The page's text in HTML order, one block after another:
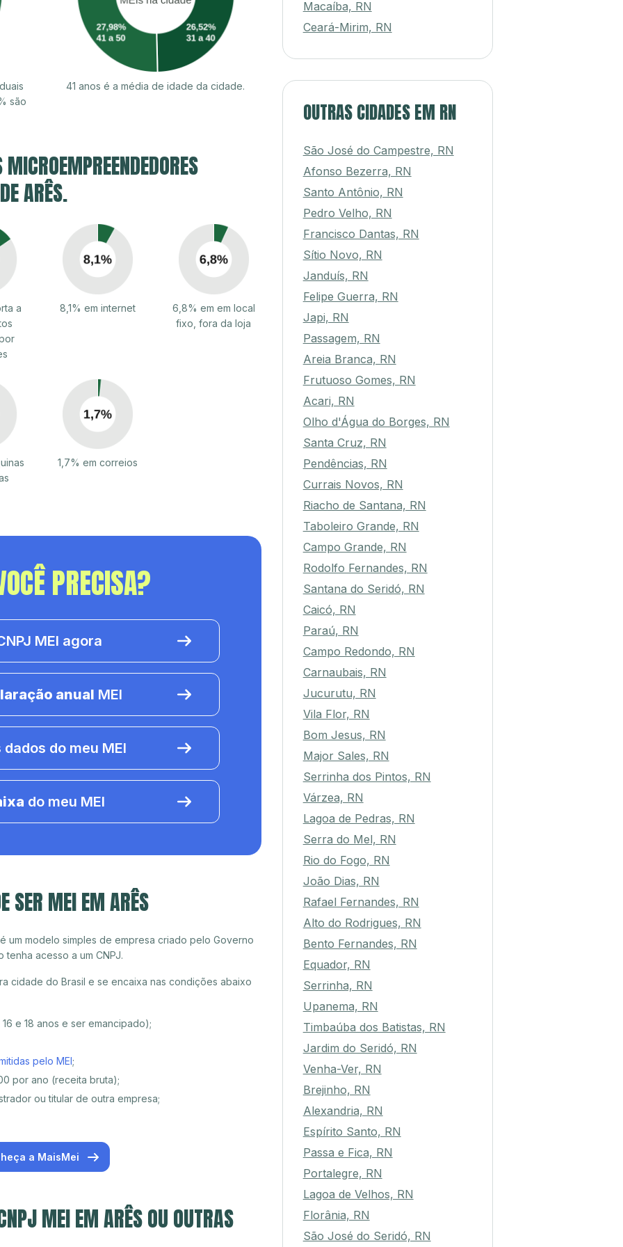
são
41 anos é a média de idade da cidade.
ARÊS.
a
8,1% em internet
6,8% em em local
fixo, fora da loja
1,7% em correios
PRECISA?
MEI agora
anual MEI
do meu MEI
do meu MEI
SER MEI EM ARÊS
um modelo simples de empresa criado pelo Governo
acesso a um CNPJ.
cidade do Brasil e se encaixa nas condições abaixo
e 18 anos e ser emancipado);
pelo MEI;
por ano (receita bruta);
ou titular de outra empresa;
a MaisMei
MEI EM ARÊS OU OUTRAS
Macaíba, RN
Ceará-Mirim, RN
OUTRAS CIDADES EM RN
São José do Campestre, RN
Afonso Bezerra, RN
Santo Antônio, RN
Pedro Velho, RN
Francisco Dantas, RN
Sítio Novo, RN
Janduís, RN
Felipe Guerra, RN
Japi, RN
Passagem, RN
Areia Branca, RN
Frutuoso Gomes, RN
Acari, RN
Olho d'Água do Borges, RN
Santa Cruz, RN
Pendências, RN
Currais Novos, RN
Riacho de Santana, RN
Taboleiro Grande, RN
Campo Grande, RN
Rodolfo Fernandes, RN
Santana do Seridó, RN
Caicó, RN
Paraú, RN
Campo Redondo, RN
Carnaubais, RN
Jucurutu, RN
Vila Flor, RN
Bom Jesus, RN
Major Sales, RN
Serrinha dos Pintos, RN
Várzea, RN
Lagoa de Pedras, RN
Serra do Mel, RN
Rio do Fogo, RN
João Dias, RN
Rafael Fernandes, RN
Alto do Rodrigues, RN
Bento Fernandes, RN
Equador, RN
Serrinha, RN
Upanema, RN
Timbaúba dos Batistas, RN
Jardim do Seridó, RN
Venha-Ver, RN
Brejinho, RN
Alexandria, RN
Espírito Santo, RN
Passa e Fica, RN
Portalegre, RN
Lagoa de Velhos, RN
Florânia, RN
São José do Seridó, RN